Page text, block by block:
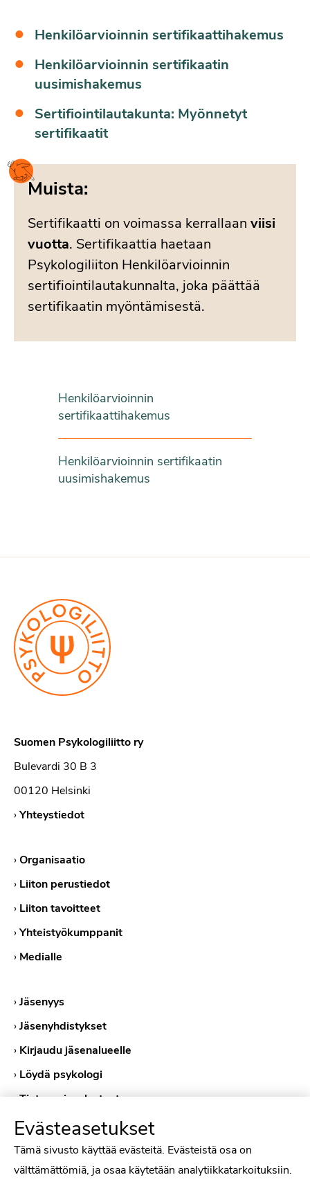
Henkilöarvioinnin
sertifikaattihakemus
Henkilöarvioinnin sertifikaatin
uusimishakemus
Henkilöarvioinnin sertifikaattihakemus
Henkilöarvioinnin sertifikaatin
uusimishakemus
Sertifiointilautakunta: Myönnetyt
sertifikaatit
Muista:
Sertifikaatti on voimassa kerrallaan viisi
vuotta. Sertifikaattia haetaan
Psykologiliiton Henkilöarvioinnin
sertifiointilautakunnalta, joka päättää
sertifikaatin myöntämisestä.
Suomen Psykologiliitto ry
Bulevardi 30 B 3
00120 Helsinki
›Yhteystiedot
›Organisaatio
› Liiton perustiedot
› Liiton tavoitteet
›Yhteistyökumppanit
› Medialle
›Jäsenyys
›Jäsenyhdistykset
› Kirjaudu jäsenalueelle
› Löydä psykologi
›Tietosuojaselosteet
›Evästekäytännöt
Evästeasetukset
Tämä sivusto käyttää evästeitä. Evästeistä osa on
välttämättömiä, ja osaa käytetään analytiikkatarkoituksiin.